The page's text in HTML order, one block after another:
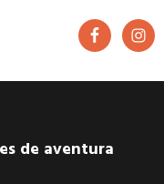
de aventura